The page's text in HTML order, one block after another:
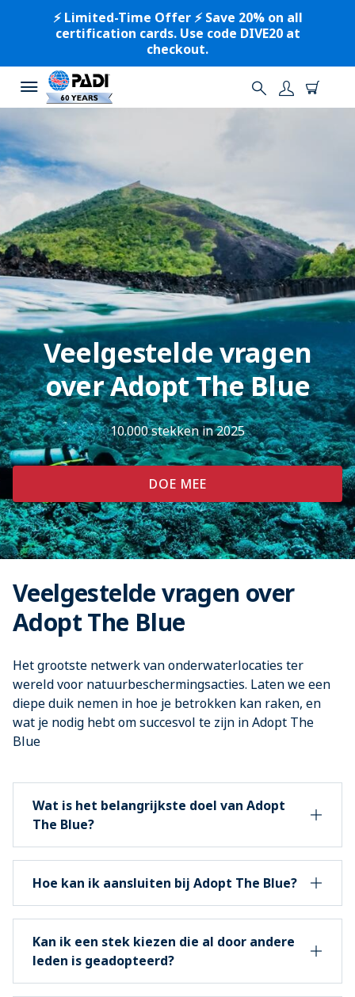
⚡️ Limited-Time Offer ⚡️ Save 20% on all
certification cards. Use code DIVE20 at
checkout.
Veelgestelde vragen
over Adopt The Blue
10.000 stekken in 2025
DOE MEE
Veelgestelde vragen over
Adopt The Blue
Het grootste netwerk van onderwaterlocaties ter
wereld voor natuurbeschermingsacties. Laten we een
diepe duik nemen in hoe je betrokken kan raken, en
wat je nodig hebt om succesvol te zijn in Adopt The
Blue
Wat is het belangrijkste doel van Adopt
The Blue?
Hoe kan ik aansluiten bij Adopt The Blue?
Kan ik een stek kiezen die al door andere
leden is geadopteerd?